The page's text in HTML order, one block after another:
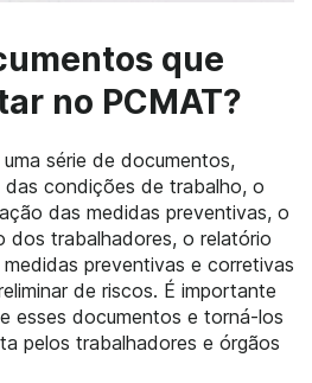
que
no PCMAT?
série de documentos,
condições de trabalho, o
das medidas preventivas, o
dos trabalhadores, o relatório
preventivas e corretivas
de riscos. É importante
esses documentos e torná-los
pelos trabalhadores e órgãos